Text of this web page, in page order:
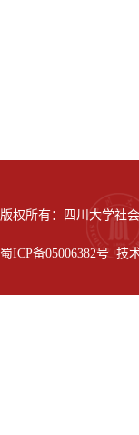
版权所有：四川大学社
蜀ICP备05006382号 技